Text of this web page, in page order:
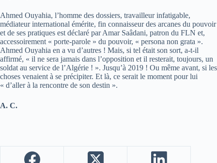
Ahmed Ouyahia, l’homme des dossiers, travailleur infatigable,
médiateur international émérite, fin connaisseur des arcanes du pouvoir
et de ses pratiques est déclaré par Amar Saâdani, patron du FLN et,
accessoirement « porte-parole » du pouvoir, « persona non grata ».
Ahmed Ouyahia en a vu d’autres ! Mais, si tel était son sort, a-t-il
affirmé, « il ne sera jamais dans l’opposition et il resterait, toujours, un
soldat au service de l’Algérie ! ». Jusqu’à 2019 ! Ou même avant, si les
choses venaient à se précipiter. Et là, ce serait le moment pour lui
« d’aller à la rencontre de son destin ».
A. C.